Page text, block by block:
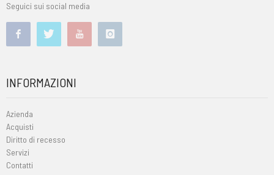
Seguici sui social media
INFORMAZIONI
Azienda
Acquisti
Diritto di recesso
Servizi
Contatti